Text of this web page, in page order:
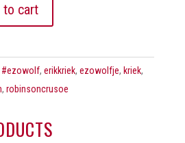
to cart
#ezowolf, erikkriek, ezowolfje, kriek,
, robinsoncrusoe